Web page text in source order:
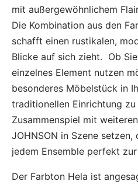
mit außergewöhnlichem
Die Kombination aus den
schafft einen rustikalen,
Blicke auf sich zieht. Ob
einzelnes Element nutzen
besonderes Möbelstück in
traditionellen Einrichtung
Zusammenspiel mit
JOHNSON in Szene
jedem Ensemble perfekt
Der Farbton Hela ist